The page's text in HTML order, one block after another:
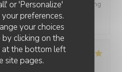
or 'Personalize'
preferences.
your choices
clicking on the
at the bottom left
site pages.
Sercvice, Preis-Leistung